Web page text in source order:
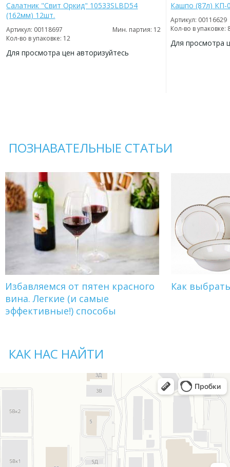
Салатник "Свит Оркид" 10533SLBD54
(162мм) 12шт.
Артикул: 00118697
Мин. партия: 12
Кол-во в упаковке: 12
Для просмотра цен авторизуйтесь
Кашпо (87л) КП-
Артикул: 00116629
Кол-во в упаковке:
Для просмотра
ПОЗНАВАТЕЛЬНЫЕ СТАТЬИ
Избавляемся от пятен красного
вина. Легкие (и самые
эффективные!) способы
Как
КАК НАС НАЙТИ